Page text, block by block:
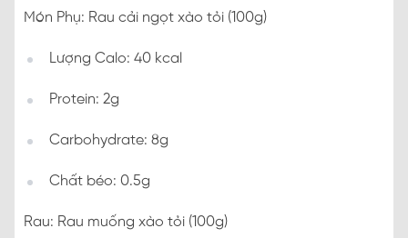
Món Phụ: Rau cải ngọt xào tỏi (100g)
Lượng Calo: 40 kcal
Protein: 2g
Carbohydrate: 8g
Chất béo: 0.5g
Rau: Rau muống xào tỏi (100g)